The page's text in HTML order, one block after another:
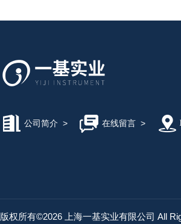
公司简介 > 在线留言>
版权所有©2026 上海一基实业有限公司 All